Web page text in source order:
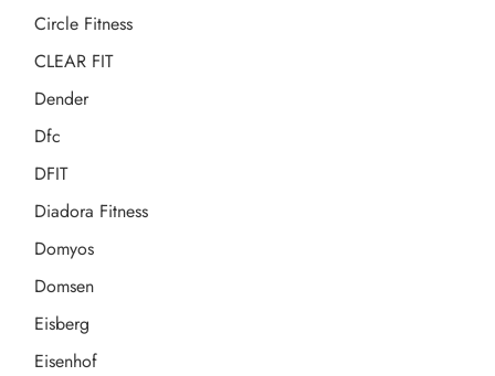
Circle Fitness
CLEAR FIT
Dender
Dfc
DFIT
Diadora Fitness
Domyos
Domsen
Eisberg
Eisenhof